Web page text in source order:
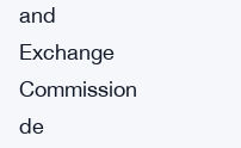
and
Exchange
Commission
de